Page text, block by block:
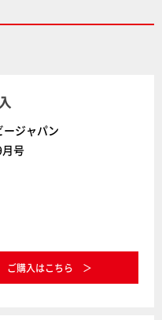
ージャパン
号
ご購入はこちら